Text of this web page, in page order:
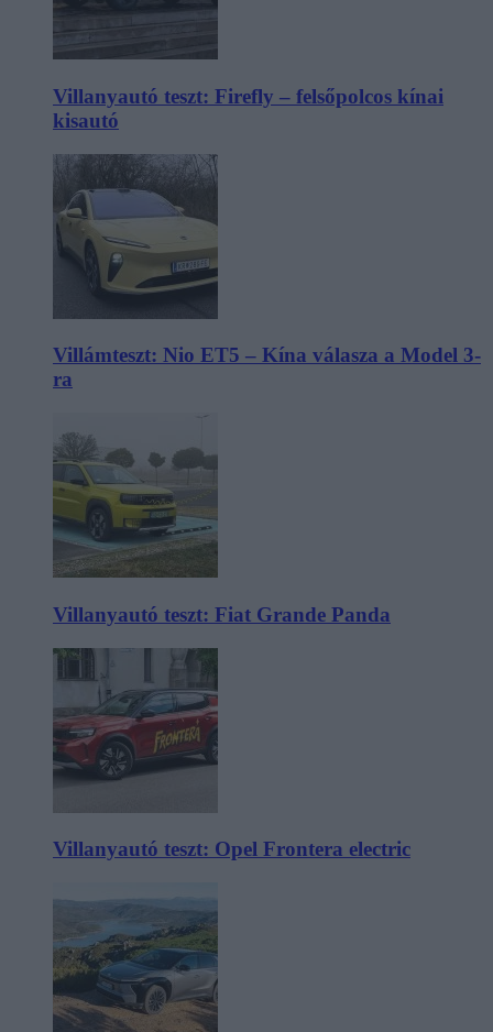
Villanyautó teszt: Firefly – felsőpolcos kínai
kisautó
Villámteszt: Nio ET5 – Kína válasza a Model 3-
ra
Villanyautó teszt: Fiat Grande Panda
Villanyautó teszt: Opel Frontera electric